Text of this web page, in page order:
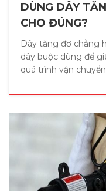
DÙNG DÂY
CHO ĐÚNG?
Dây tăng đơ chằng
dây buộc dùng để
quá trình vận